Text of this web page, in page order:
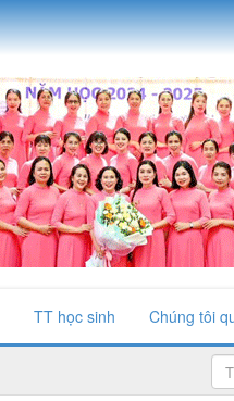
TT học sinh Chúng tôi